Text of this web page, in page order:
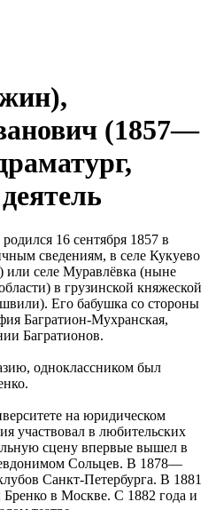
(1857—
16 сентября 1857 в
сведениям, в селе Кукуево
или селе Муравлёвка (ныне
в грузинской княжеской
Его бабушка со стороны
Багратион-Мухранская,
Багратионов.
одноклассником был
на юридическом
участвовал в любительских
сцену впервые вышел в
Сольцев. В 1878—
Санкт-Петербурга. В 1881
в Москве. С 1882 года и